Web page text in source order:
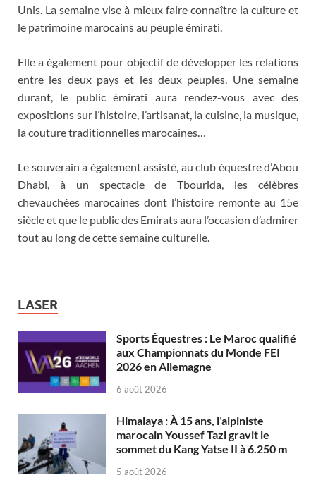
Unis. La semaine vise à mieux faire connaître la culture et
le patrimoine marocains au peuple émirati.
Elle a également pour objectif de développer les relations
entre les deux pays et les deux peuples. Une semaine
durant, le public émirati aura rendez-vous avec des
expositions sur l’histoire, l’artisanat, la cuisine, la musique,
la couture traditionnelles marocaines…
Le souverain a également assisté, au club équestre d’Abou
Dhabi, à un spectacle de Tbourida, les célèbres
chevauchées marocaines dont l’histoire remonte au 15e
siècle et que le public des Emirats aura l’occasion d’admirer
tout au long de cette semaine culturelle.
LASER
Sports Équestres : Le Maroc qualifié
aux Championnats du Monde FEI
2026 en Allemagne
6 août 2026
Himalaya : À 15 ans, l’alpiniste
marocain Youssef Tazi gravit le
sommet du Kang Yatse II à 6.250 m
5 août 2026